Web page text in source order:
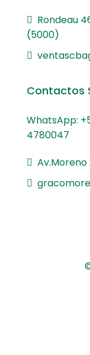
Rondeau
(5000)
Contactos
WhatsApp:
4780047
Av.Moreno